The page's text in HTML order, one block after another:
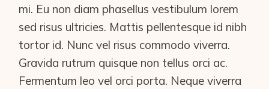
mi. Eu non diam phasellus vestibulum lorem
sed risus ultricies. Mattis pellentesque id nibh
tortor id. Nunc vel risus commodo viverra.
Gravida rutrum quisque non tellus orci ac.
Fermentum leo vel orci porta. Neque viverra